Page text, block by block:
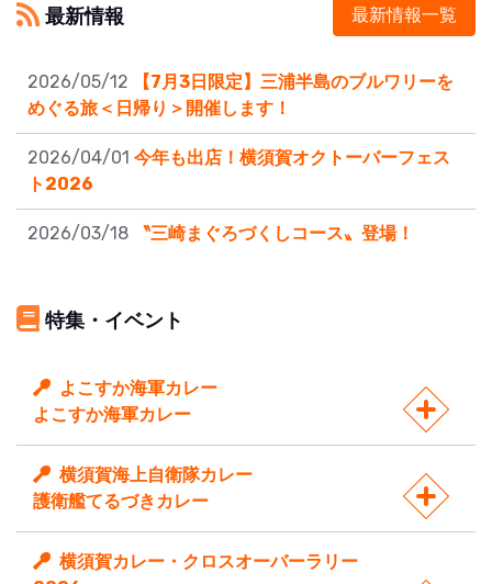
最新情報 最新情報一覧
2026/05/12
【7月3日限定】三浦半島のブルワリーを
めぐる旅＜日帰り＞開催します！
2026/04/01 今年も出店！横須賀オクトーバーフェス
ト2026
2026/03/18 〝三崎まぐろづくしコース〟登場！
特集・イベント
よこすか海軍カレー
よこすか海軍カレー
横須賀海上自衛隊カレー
護衛艦てるづきカレー
横須賀カレー・クロスオーバーラリー